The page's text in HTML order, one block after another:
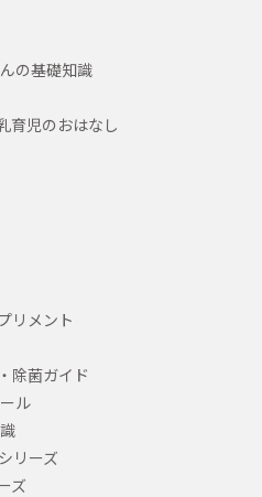
の基礎知識
育児のおはなし
リメント
除菌ガイド
ル
リーズ
ズ